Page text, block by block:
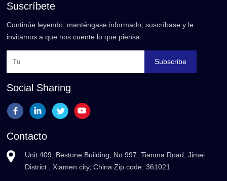
Suscríbete
Continúe leyendo, manténgase informado, suscríbase y le
invitamos a que nos cuente lo que piensa.
Subscribe
Social Sharing
Contacto
Unit 409, Bestone Building, No.997, Tianma Road, Jimei
District , Xiamen city, China Zip code: 361021